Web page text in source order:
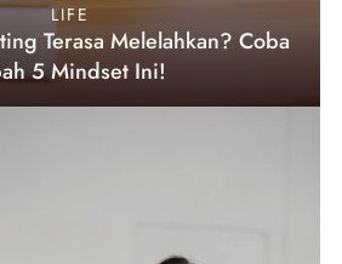
LIFE
Terasa Melelahkan? Coba
5 Mindset Ini!